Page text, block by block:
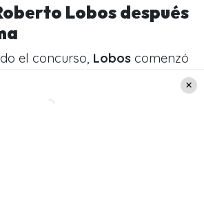
Lobos después
el concurso, Lobos comenzó